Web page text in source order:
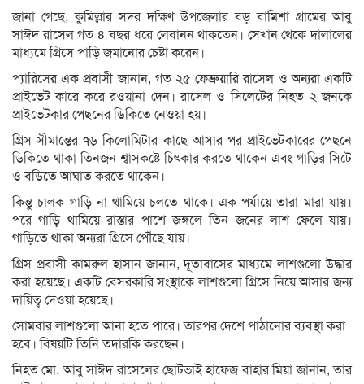
জানা গেছে, কুমিল্লার সদর দক্ষিণ উপজেলার বড় বামিশা গ্রামের আবু
সাঈদ রাসেল গত ৪ বছর ধরে লেবানন থাকতেন। সেখান থেকে দালালের
মাধ্যমে গ্রিসে পাড়ি জমানোর চেষ্টা করেন।
প্যারিসের এক প্রবাসী জানান, গত ২৫ ফেব্রুয়ারি রাসেল ও অন্যরা একটি
প্রাইভেট কারে করে রওয়ানা দেন। রাসেল ও সিলেটের নিহত ২ জনকে
প্রাইভেটকার পেছনের ডিকিতে নেওয়া হয়।
গ্রিস সীমান্তের ৭৬ কিলোমিটার কাছে আসার পর প্রাইভেটকারের পেছনে
ডিকিতে থাকা তিনজন শ্বাসকষ্টে চিৎকার করতে থাকেন এবং গাড়ির সিটে
ও বডিতে আঘাত করতে থাকেন।
কিন্তু চালক গাড়ি না থামিয়ে চলতে থাকে। এক পর্যায়ে তারা মারা যায়।
পরে গাড়ি থামিয়ে রাস্তার পাশে জঙ্গলে তিন জনের লাশ ফেলে যায়।
গাড়িতে থাকা অন্যরা গ্রিসে পৌঁছে যায়।
গ্রিস প্রবাসী কামরুল হাসান জানান, দূতাবাসের মাধ্যমে লাশগুলো উদ্ধার
করা হয়েছে। একটি বেসরকারি সংস্থাকে লাশগুলো গ্রিসে নিয়ে আসার জন্য
দায়িত্ব দেওয়া হয়েছে।
সোমবার লাশগুলো আনা হতে পারে। তারপর দেশে পাঠানোর ব্যবস্থা করা
হবে। বিষয়টি তিনি তদারকি করছেন।
নিহত মো. আবু সাঈদ রাসেলের ছোটভাই হাফেজ বাহার মিয়া জানান, তার